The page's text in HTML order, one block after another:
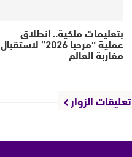
بتعليمات ملكية.. انطلاق
عملية “مرحبا 2026” لاستقبال
مغاربة العالم
تعليقات الزوار